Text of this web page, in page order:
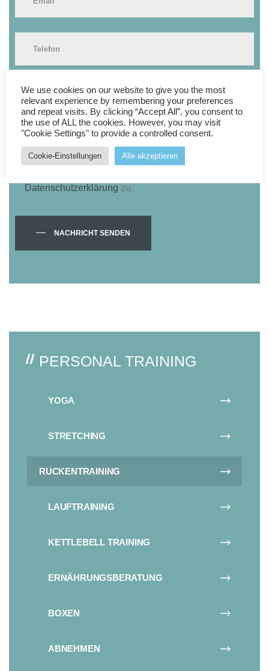
Datenschutzerklärung zu.
NACHRICHT SENDEN
PERSONAL TRAINING
YOGA
STRETCHING
RUCKENTRAINING
LAUFTRAINING
KETTLEBELL TRAINING
ERNÄHRUNGSBERATUNG
BOXEN
ABNEHMEN
We use cookies on our website to give you the most
relevant experience by remembering your preferences
and repeat visits. By clicking “Accept All”, you consent to
the use of ALL the cookies. However, you may visit
"Cookie Settings" to provide a controlled consent.
Cookie-Einstellungen Alle akzeptieren